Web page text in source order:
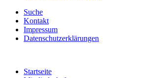
Suche
Kontakt
Impressum
Datenschutzerklärungen
Startseite